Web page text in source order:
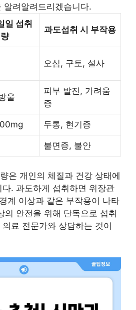
알려알려드리겠습니다.
일 섭취
량
과도섭취 시 부작용
오심, 구토, 설사
울
피부 발진, 가려움
증
두통, 현기증
불면증, 불안
은 개인의 체질과 건강 상태에
. 과도하게 섭취하면 위장관
계 이상과 같은 부작용이 나타
의 안전을 위해 단독으로 섭취
료 전문가와 상담하는 것이